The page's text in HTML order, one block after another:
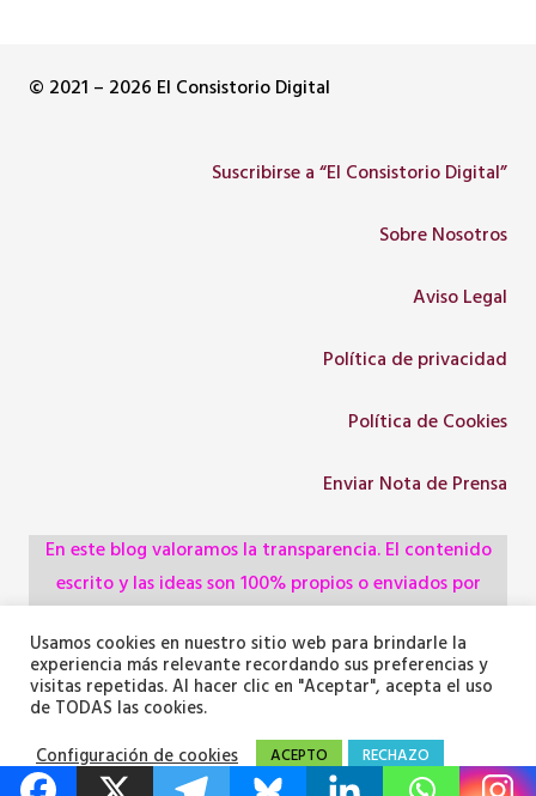
© 2021 – 2026 El Consistorio Digital
Suscribirse a “El Consistorio Digital”
Sobre Nosotros
Aviso Legal
Política de privacidad
Política de Cookies
Enviar Nota de Prensa
En este blog valoramos la transparencia. El contenido
escrito y las ideas son 100% propios o enviados por
administraciones, pero utilizamos herramientas de
inteligencia artificial para optimizar la maquetación del
texto y generar algunas de las imágenes ilustrativas.
Usamos cookies en nuestro sitio web para brindarle la
experiencia más relevante recordando sus preferencias y
visitas repetidas. Al hacer clic en "Aceptar", acepta el uso
de TODAS las cookies.
Configuración de cookies
ACEPTO RECHAZO